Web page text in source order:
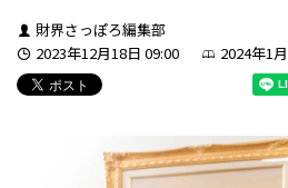
財界さっぽろ編集部
2023年12月18日 09:00
2024年1